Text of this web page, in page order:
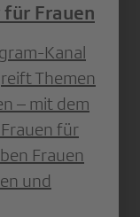
Frauen
Kanal
Themen
– mit dem
für
Frauen
und